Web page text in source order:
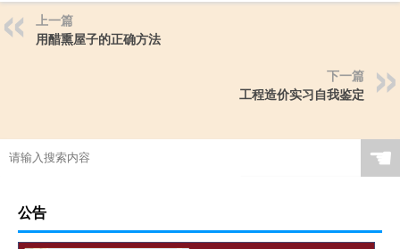
上一篇
用醋熏屋子的正确方法
下一篇
工程造价实习自我鉴定
☚
公告